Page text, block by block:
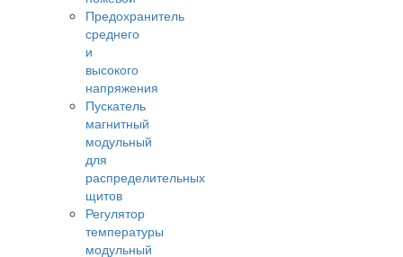
Предохранитель
среднего
и
высокого
напряжения
Пускатель
магнитный
модульный
для
распределительных
щитов
Регулятор
температуры
модульный